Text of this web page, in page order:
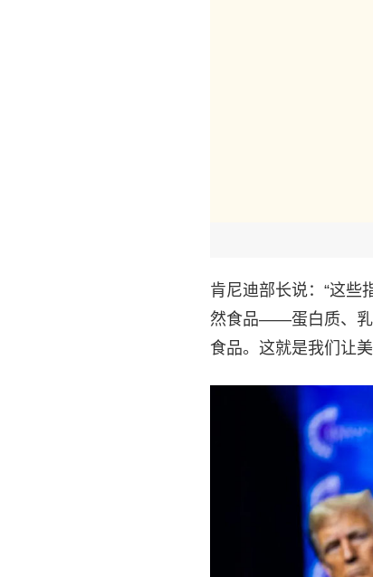
肯尼迪部长说：“这些
然食品——蛋白质、乳
食品。这就是我们让